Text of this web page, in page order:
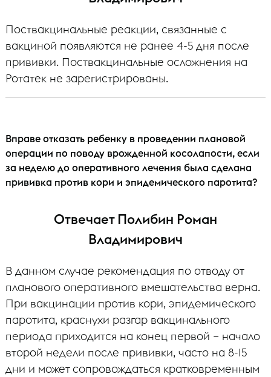
Поствакцинальные реакции, связанные с
вакциной появляются не ранее 4-5 дня после
прививки. Поствакцинальные осложнения на
Ротатек не зарегистрированы.
Вправе отказать ребенку в проведении плановой
операции по поводу врожденной косолапости, если
за неделю до оперативного лечения была сделана
прививка против кори и эпидемического паротита?
Отвечает Полибин Роман
Владимирович
В данном случае рекомендация по отводу от
планового оперативного вмешательства верна.
При вакцинации против кори, эпидемического
паротита, краснухи разгар вакцинального
периода приходится на конец первой – начало
второй недели после прививки, часто на 8-15
дни и может сопровождаться кратковременным